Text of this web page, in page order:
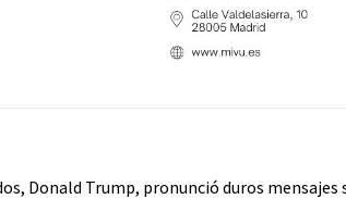
Donald Trump, pronunció duros mensajes